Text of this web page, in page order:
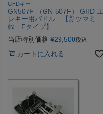
GHDキー
GN507F （GN-507F） GHD エ
レキー用パドル 【新ツマミ
幅 Fタイプ】
当店特別価格 ¥29,500税込
カートに入れる